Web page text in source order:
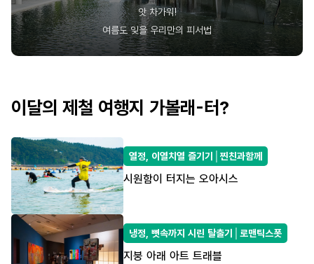
앗 차가워!
여름도 잊을 우리만의 피서법
이달의 제철 여행지 가볼래-터?
열정, 이열치열 즐기기│찐친과함께
시원함이 터지는 오아시스
냉정, 뼛속까지 시린 탈출기│로맨틱스폿
지붕 아래 아트 트래블